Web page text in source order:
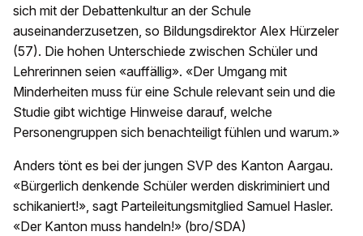
sich mit der Debattenkultur an der Schule
auseinanderzusetzen, so Bildungsdirektor Alex Hürzeler
(57). Die hohen Unterschiede zwischen Schüler und
Lehrerinnen seien «auffällig». «Der Umgang mit
Minderheiten muss für eine Schule relevant sein und die
Studie gibt wichtige Hinweise darauf, welche
Personengruppen sich benachteiligt fühlen und warum.»
Anders tönt es bei der jungen SVP des Kanton Aargau.
«Bürgerlich denkende Schüler werden diskriminiert und
schikaniert!», sagt Parteileitungsmitglied Samuel Hasler.
«Der Kanton muss handeln!» (bro/SDA)